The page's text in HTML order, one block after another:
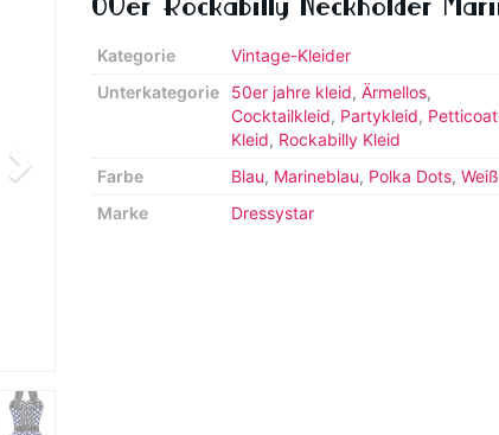
Kategorie
Vintage-Kleider
Unterkategorie
50er jahre kleid, Ärmellos,
Cocktailkleid, Partykleid,
Kleid, Rockabilly Kleid
Farbe
Blau, Marineblau, Polka Dots, Weiß
Marke
Dressystar